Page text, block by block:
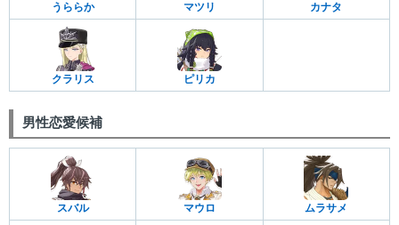
うららか マツリ カナタ
クラリス ピリカ
男性恋愛候補
スバル マウロ ムラサメ